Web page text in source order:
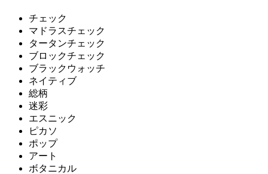
チェック
マドラスチェック
タータンチェック
ブロックチェック
ブラックウォッチ
ネイティブ
総柄
迷彩
エスニック
ピカソ
ポップ
アート
ボタニカル